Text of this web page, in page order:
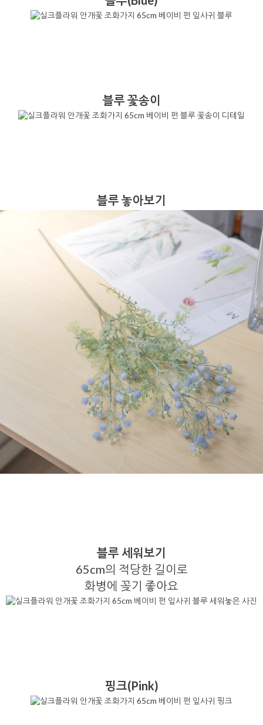
블루 꽃송이
블루 놓아보기
블루 세워보기
65cm의 적당한 길이로
화병에 꽂기 좋아요
핑크(Pink)